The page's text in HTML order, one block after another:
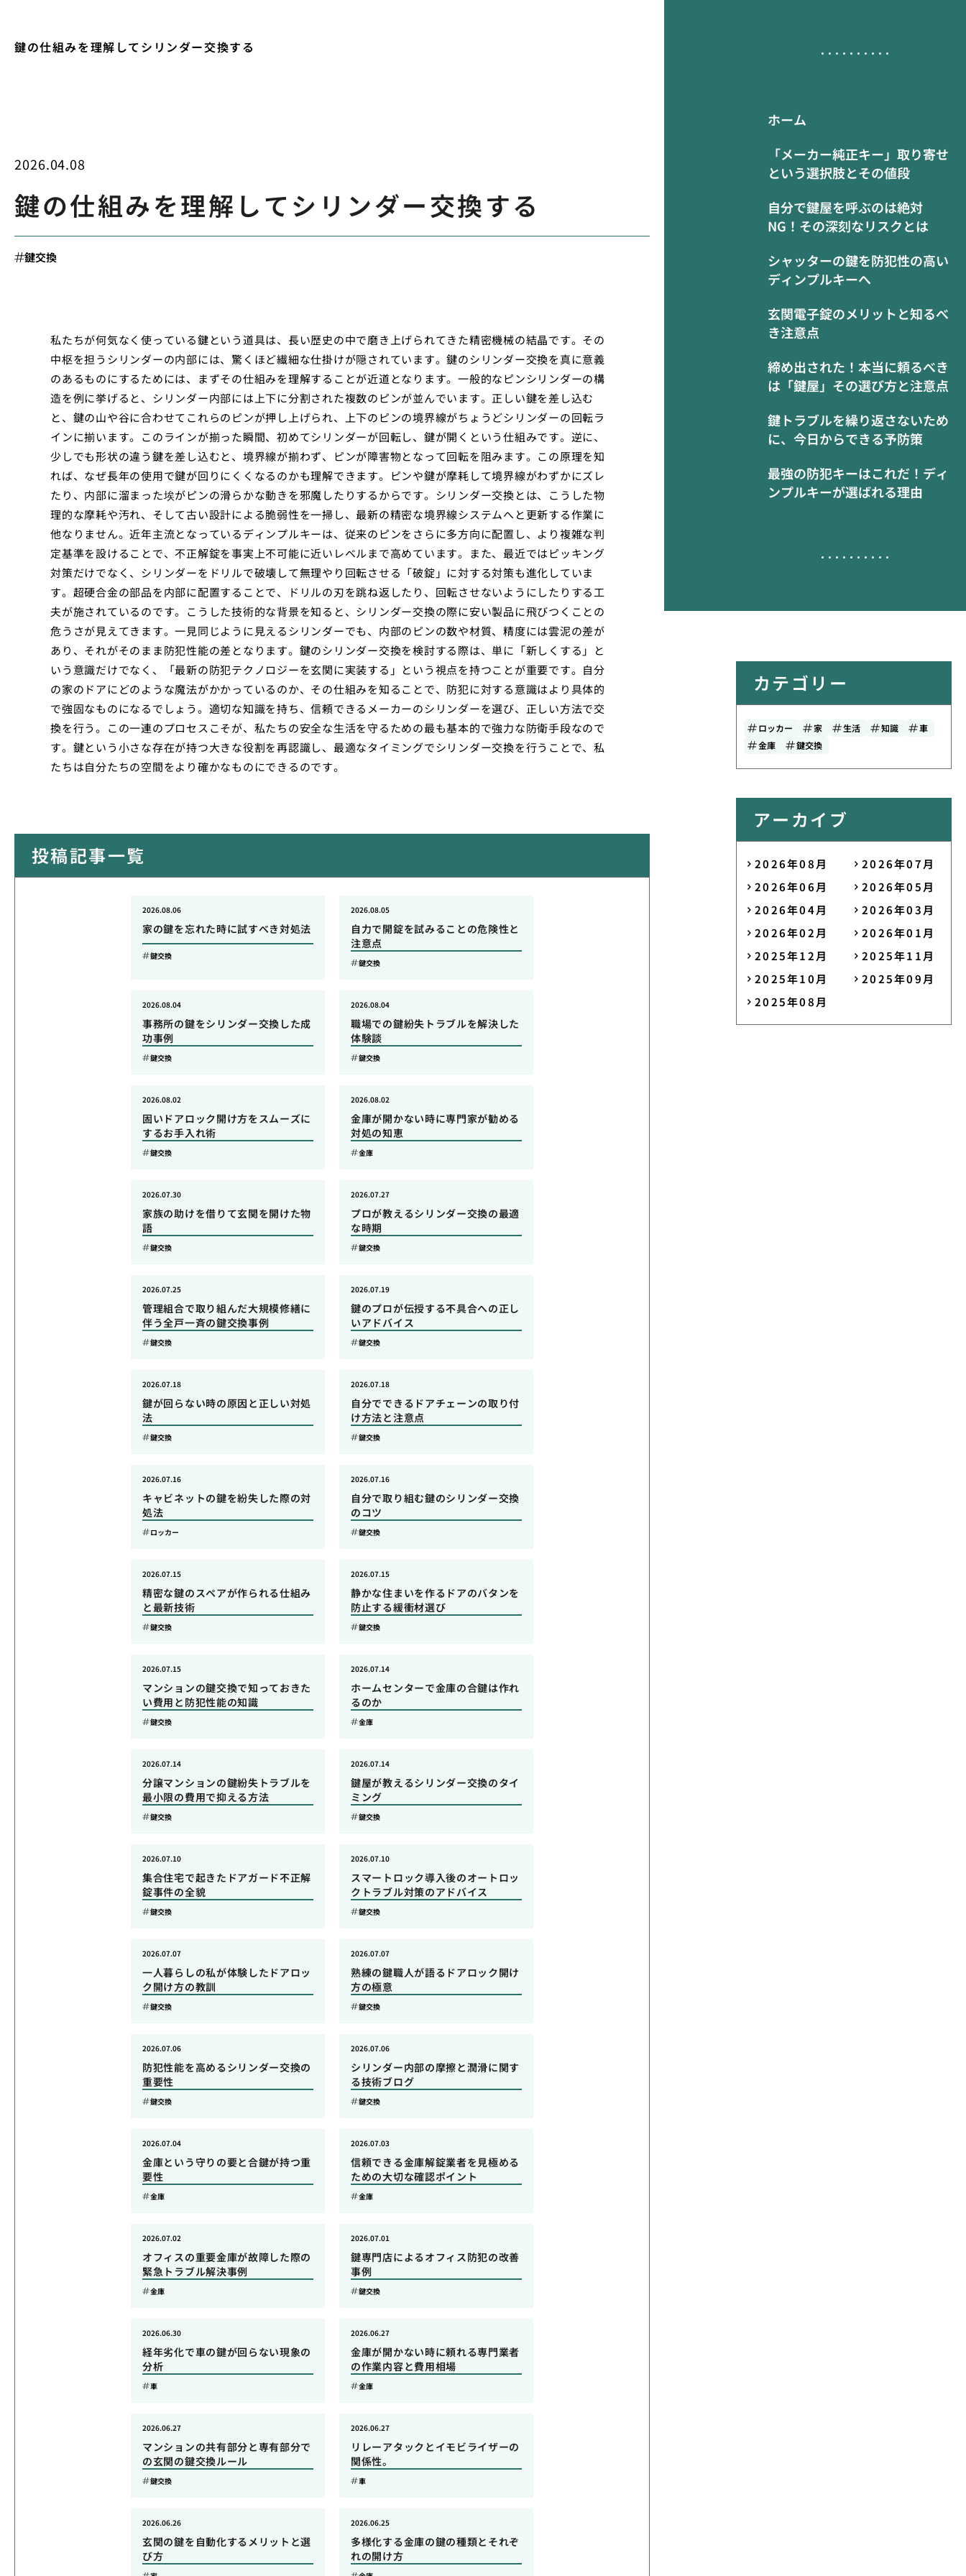
鍵の仕組みを理解してシリンダー交換する
ホーム
「メーカー純正キー」取り寄せ
という選択肢とその値段
自分で鍵屋を呼ぶのは絶対
NG！その深刻なリスクとは
シャッターの鍵を防犯性の高い
ディンプルキーへ
玄関電子錠のメリットと知るべ
き注意点
締め出された！本当に頼るべき
は「鍵屋」その選び方と注意点
鍵トラブルを繰り返さないため
に、今日からできる予防策
最強の防犯キーはこれだ！ディ
ンプルキーが選ばれる理由
2026.04.08
鍵の仕組みを理解してシリンダー交換する
鍵交換
私たちが何気なく使っている鍵という道具は、長い歴史の中で磨き上げられてきた精密機械の結晶です。その
中枢を担うシリンダーの内部には、驚くほど繊細な仕掛けが隠されています。鍵のシリンダー交換を真に意義
のあるものにするためには、まずその仕組みを理解することが近道となります。一般的なピンシリンダーの構
造を例に挙げると、シリンダー内部には上下に分割された複数のピンが並んでいます。正しい鍵を差し込む
と、鍵の山や谷に合わせてこれらのピンが押し上げられ、上下のピンの境界線がちょうどシリンダーの回転ラ
インに揃います。このラインが揃った瞬間、初めてシリンダーが回転し、鍵が開くという仕組みです。逆に、
少しでも形状の違う鍵を差し込むと、境界線が揃わず、ピンが障害物となって回転を阻みます。この原理を知
れば、なぜ長年の使用で鍵が回りにくくなるのかも理解できます。ピンや鍵が摩耗して境界線がわずかにズレ
たり、内部に溜まった埃がピンの滑らかな動きを邪魔したりするからです。シリンダー交換とは、こうした物
理的な摩耗や汚れ、そして古い設計による脆弱性を一掃し、最新の精密な境界線システムへと更新する作業に
他なりません。近年主流となっているディンプルキーは、従来のピンをさらに多方向に配置し、より複雑な判
定基準を設けることで、不正解錠を事実上不可能に近いレベルまで高めています。また、最近ではピッキング
対策だけでなく、シリンダーをドリルで破壊して無理やり回転させる「破錠」に対する対策も進化していま
す。超硬合金の部品を内部に配置することで、ドリルの刃を跳ね返したり、回転させないようにしたりする工
夫が施されているのです。こうした技術的な背景を知ると、シリンダー交換の際に安い製品に飛びつくことの
危うさが見えてきます。一見同じように見えるシリンダーでも、内部のピンの数や材質、精度には雲泥の差が
あり、それがそのまま防犯性能の差となります。鍵のシリンダー交換を検討する際は、単に「新しくする」と
いう意識だけでなく、「最新の防犯テクノロジーを玄関に実装する」という視点を持つことが重要です。自分
の家のドアにどのような魔法がかかっているのか、その仕組みを知ることで、防犯に対する意識はより具体的
で強固なものになるでしょう。適切な知識を持ち、信頼できるメーカーのシリンダーを選び、正しい方法で交
換を行う。この一連のプロセスこそが、私たちの安全な生活を守るための最も基本的で強力な防衛手段なので
す。鍵という小さな存在が持つ大きな役割を再認識し、最適なタイミングでシリンダー交換を行うことで、私
たちは自分たちの空間をより確かなものにできるのです。
投稿記事一覧
家の鍵を忘れた時に試すべき対処法
2026.08.06
鍵交換
自力で開錠を試みることの危険性と
注意点
2026.08.05
鍵交換
事務所の鍵をシリンダー交換した成
功事例
2026.08.04
鍵交換
職場での鍵紛失トラブルを解決した
体験談
2026.08.04
鍵交換
固いドアロック開け方をスムーズに
するお手入れ術
2026.08.02
鍵交換
金庫が開かない時に専門家が勧める
対処の知恵
2026.08.02
金庫
家族の助けを借りて玄関を開けた物
語
2026.07.30
鍵交換
プロが教えるシリンダー交換の最適
な時期
2026.07.27
鍵交換
管理組合で取り組んだ大規模修繕に
伴う全戸一斉の鍵交換事例
2026.07.25
鍵交換
鍵のプロが伝授する不具合への正し
いアドバイス
2026.07.19
鍵交換
鍵が回らない時の原因と正しい対処
法
2026.07.18
鍵交換
自分でできるドアチェーンの取り付
け方法と注意点
2026.07.18
鍵交換
キャビネットの鍵を紛失した際の対
処法
2026.07.16
ロッカー
自分で取り組む鍵のシリンダー交換
のコツ
2026.07.16
鍵交換
精密な鍵のスペアが作られる仕組み
と最新技術
2026.07.15
鍵交換
静かな住まいを作るドアのバタンを
防止する緩衝材選び
2026.07.15
鍵交換
マンションの鍵交換で知っておきた
い費用と防犯性能の知識
2026.07.15
鍵交換
ホームセンターで金庫の合鍵は作れ
るのか
2026.07.14
金庫
分譲マンションの鍵紛失トラブルを
最小限の費用で抑える方法
2026.07.14
鍵交換
鍵屋が教えるシリンダー交換のタイ
ミング
2026.07.14
鍵交換
集合住宅で起きたドアガード不正解
錠事件の全貌
2026.07.10
鍵交換
スマートロック導入後のオートロッ
クトラブル対策のアドバイス
2026.07.10
鍵交換
一人暮らしの私が体験したドアロッ
ク開け方の教訓
2026.07.07
鍵交換
熟練の鍵職人が語るドアロック開け
方の極意
2026.07.07
鍵交換
防犯性能を高めるシリンダー交換の
重要性
2026.07.06
鍵交換
シリンダー内部の摩擦と潤滑に関す
る技術ブログ
2026.07.06
鍵交換
金庫という守りの要と合鍵が持つ重
要性
2026.07.04
金庫
信頼できる金庫解錠業者を見極める
ための大切な確認ポイント
2026.07.03
金庫
オフィスの重要金庫が故障した際の
緊急トラブル解決事例
2026.07.02
金庫
鍵専門店によるオフィス防犯の改善
事例
2026.07.01
鍵交換
経年劣化で車の鍵が回らない現象の
分析
2026.06.30
車
金庫が開かない時に頼れる専門業者
の作業内容と費用相場
2026.06.27
金庫
マンションの共有部分と専有部分で
の玄関の鍵交換ルール
2026.06.27
鍵交換
リレーアタックとイモビライザーの
関係性。
2026.06.27
車
玄関の鍵を自動化するメリットと選
び方
2026.06.26
多様化する金庫の鍵の種類とそれぞ
れの開け方
2026.06.25
カテゴリー
ロッカー 家 生活 知識
車
金庫
鍵交換
アーカイブ
2026年08月
2026年07月
2026年06月
2026年05月
2026年04月
2026年03月
2026年02月
2026年01月
2025年12月
2025年11月
2025年10月
2025年09月
2025年08月